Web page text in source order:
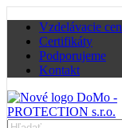
Vzdelávacie
Certifikáty
Podporujeme
Kontakt